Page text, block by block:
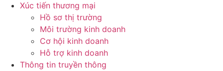
Xúc tiến thương mại
Hồ sơ thị trường
Môi trường kinh doanh
Cơ hội kinh doanh
Hỗ trợ kinh doanh
Thông tin truyền thông